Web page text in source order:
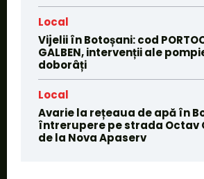
Local
Vijelii în Botoșani: cod
GALBEN, intervenții ale
doborâți
Local
Avarie la rețeaua de apă în
întrerupere pe strada Octav
de la Nova Apaserv